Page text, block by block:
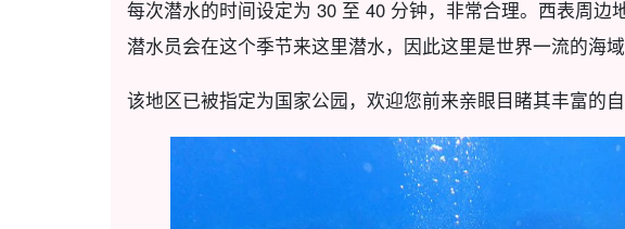
每次潜水的时间设定为 30 至 40 分钟，非常合理。西表周边
潜水员会在这个季节来这里潜水，因此这里是世界一流的海
该地区已被指定为国家公园，欢迎您前来亲眼目睹其丰富的